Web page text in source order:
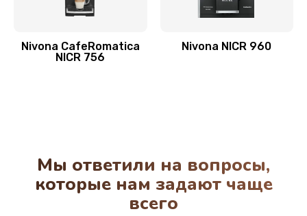
Nivona CafeRomatica
NICR 756
Nivona NICR 960
Мы ответили на вопросы,
которые нам задают чаще
всего